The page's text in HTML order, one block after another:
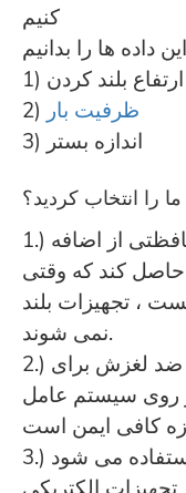
کنیم
1) ارتفاع بلند کردن
2) ظرفیت بار
3) اندازه بستر
را انتخاب کردید؟
1.) آسانسور دارای یک سازمان محافظتی از اضافه
حاصل کند که وقتی
، تجهیزات بلند
نمی شوند.
2.) سیستم عامل مجهز به صفحه ضد لغزش برای
روی سیستم عامل
می شود